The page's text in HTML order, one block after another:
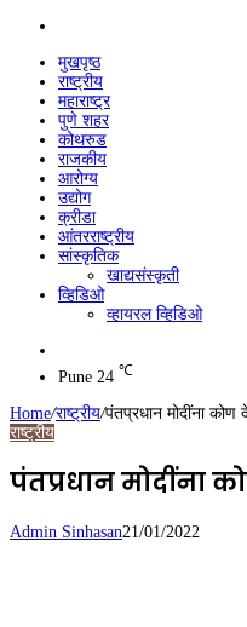
मुखपृष्ठ
राष्ट्रीय
महाराष्ट्र
पुणे शहर
कोथरुड
राजकीय
आरोग्य
उद्योग
क्रीडा
आंतरराष्ट्रीय
सांस्कृतिक
खाद्यसंस्कृती
व्हिडिओ
व्हायरल व्हिडिओ
for
Pune 24 ℃
Home/राष्ट्रीय/पंतप्रधान मोदींना
राष्ट्रीय
पंतप्रधान मोदींना
Admin Sinhasan21/01/2022